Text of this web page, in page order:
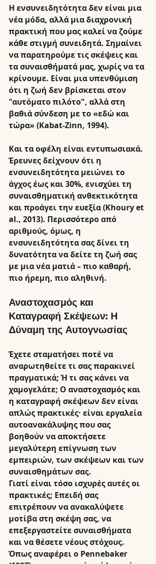
Η ενσυνειδητότητα δεν είναι μια
νέα μόδα, αλλά μια διαχρονική
πρακτική που μας καλεί να ζούμε
κάθε στιγμή συνειδητά. Σημαίνει
να παρατηρούμε τις σκέψεις και
τα συναισθήματά μας, χωρίς να τα
κρίνουμε. Είναι μια υπενθύμιση
ότι η ζωή δεν βρίσκεται στον
"αυτόματο πιλότο", αλλά στη
βαθιά σύνδεση με το «εδώ και
τώρα» (Kabat-Zinn, 1994).
Και τα οφέλη είναι εντυπωσιακά.
Έρευνες δείχνουν ότι η
ενσυνειδητότητα μειώνει το
άγχος έως και 30%, ενισχύει τη
συναισθηματική ανθεκτικότητα
και προάγει την ευεξία (Khoury et
al., 2013). Περισσότερο από
αριθμούς, όμως, η
ενσυνειδητότητα σας δίνει τη
δυνατότητα να δείτε τη ζωή σας
με μια νέα ματιά – πιο καθαρή,
πιο ήρεμη, πιο αληθινή.
Αναστοχασμός και
Καταγραφή Σκέψεων: Η
Δύναμη της Αυτογνωσίας
Έχετε σταματήσει ποτέ να
αναρωτηθείτε τι σας παρακινεί
πραγματικά; Ή τι σας κάνει να
χαμογελάτε; Ο αναστοχασμός και
η καταγραφή σκέψεων δεν είναι
απλώς πρακτικές· είναι εργαλεία
αυτοανακάλυψης που σας
βοηθούν να αποκτήσετε
μεγαλύτερη επίγνωση των
εμπειριών, των σκέψεων και των
συναισθημάτων σας.
Γιατί είναι τόσο ισχυρές αυτές οι
πρακτικές; Επειδή σας
επιτρέπουν να ανακαλύψετε
μοτίβα στη σκέψη σας, να
επεξεργαστείτε συναισθήματα
και να θέσετε νέους στόχους.
Όπως αναφέρει ο Pennebaker